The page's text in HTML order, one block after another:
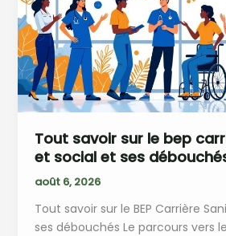
recrutent
le
plus
?
Tout savoir sur le bep
et social et ses
août 6, 2026
Tout savoir sur le BEP Carrière
ses débouchés Le parcours vers